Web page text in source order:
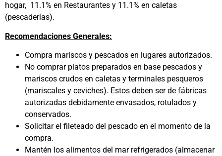
hogar, 11.1% en Restaurantes y 11.1% en caletas
(pescaderías).
Recomendaciones Generales:
Compra mariscos y pescados en lugares autorizados.
No comprar platos preparados en base pescados y
mariscos crudos en caletas y terminales pesqueros
(mariscales y ceviches). Estos deben ser de fábricas
autorizadas debidamente envasados, rotulados y
conservados.
Solicitar el fileteado del pescado en el momento de la
compra.
Mantén los alimentos del mar refrigerados (almacenar